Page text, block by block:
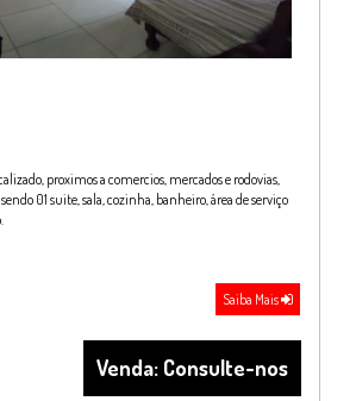
proximos a comercios, mercados e rodovias,
01 suite, sala, cozinha, banheiro, área de serviço
Saiba Mais
Venda: Consulte-nos